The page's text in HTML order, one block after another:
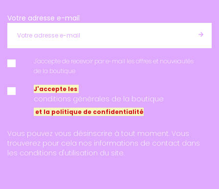
Votre adresse e-mail
J'accepte de recevoir par e-mail les offres et nouveautés
de la boutique
J'accepte les
conditions générales de la boutique
et la politique de confidentialité
Vous pouvez vous désinscrire à tout moment. Vous
trouverez pour cela nos informations de contact dans
les conditions d'utilisation du site.